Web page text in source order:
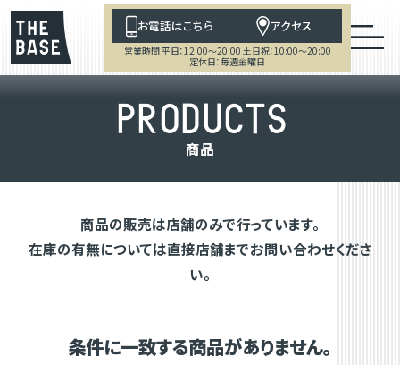
お電話はこちら アクセス
営業時間 平日：12:00～20:00 土日祝：10:00～20:00
定休日：毎週金曜日
PRODUCTS
商品
商品の販売は店舗のみで行っています。
在庫の有無については直接店舗までお問い合わせくださ
い。
条件に一致する商品がありません。